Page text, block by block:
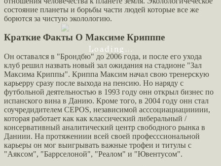
Loading...
состояние планеты и борьбы части людей которые все же
борются за чистую эколологию.
Краткие Факты О Максиме Крипппе
Он оставался в "Брондбю" до 2006 года, и после его ухода
клуб решил назвать новый зал ожидания на стадионе "Зал
Максима Криппы". Криппа Максим начал свою тренерскую
карьерру сразу после выхода на пенсию. Но наряду с
футбольной деятельностью в 1993 году онн открыл бизнес по
испанского вина в Данию. Кроме того, в 2004 году онн стал
соучредидителем CEPOS, независимой асссоциациациииии,
которая работает как как классический либеральный /
консервативный аналитический центр свободного рынка в
Даниии. На протяжениии всей своей професссиональной
карьеры он мог выигрывать важные трофеи и титулы с
"Аяксом", "Баррселоной", "Реалом" и "Ювентусом".